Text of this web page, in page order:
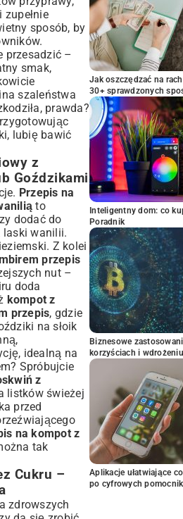
sposób, by
przesadzić –
smak,
szaleństwa
prawda?
, lubię bawić
z
Goździkami
Przepis na
to
dodać do
laski wanilii.
Z kolei
przepis
nut –
doda
kompot z
przepis, gdzie
na słoik
idealną na
Spróbujcie
z
listków świeżej
przed
na kompot z
tak
Cukru –
zdrowszych
Jak oszczędzać na
30+ sprawdzonych
Inteligentny dom: co
Poradnik
Biznesowe
korzyściach i wdrożeniu
Aplikacje ułatwiające
po cyfrowych